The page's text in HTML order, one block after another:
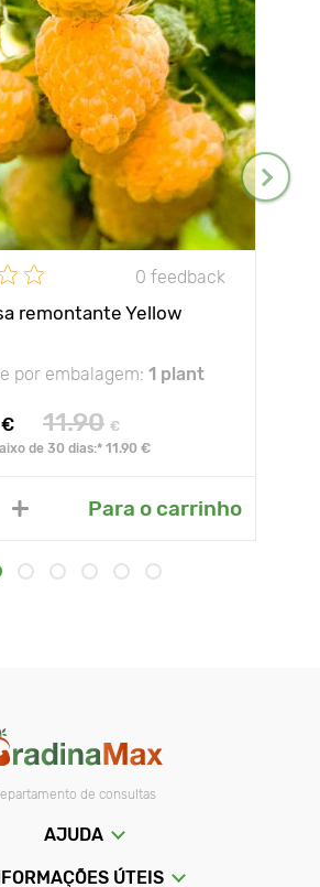
0 feedback
remontante Yellow
por embalagem: 1 plant
€ 11.90 €
de 30 dias:* 11.90 €
Para o carrinho
de consultas
AJUDA
ÚTEIS